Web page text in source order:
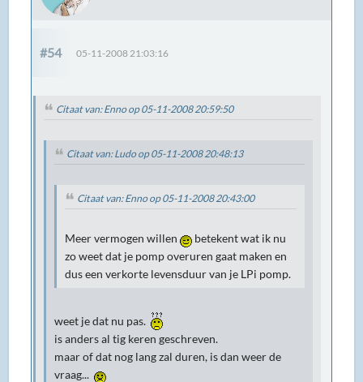
#54 05-11-2008 21:03:16
Citaat van: Enno op 05-11-2008 20:59:50
Citaat van: Ludo op 05-11-2008 20:48:13
Citaat van: Enno op 05-11-2008 20:43:00
Meer vermogen willen
betekent wat ik nu
zo weet dat je pomp overuren gaat maken en
dus een verkorte levensduur van je LPi pomp.
weet je dat nu pas.
is anders al tig keren geschreven.
maar of dat nog lang zal duren, is dan weer de
vraag...